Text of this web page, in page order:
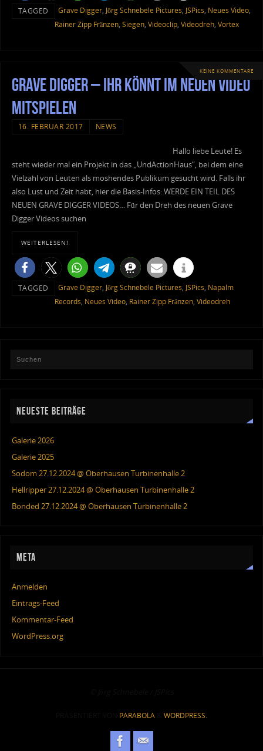
TAGGED Grave Digger, Jörg Schnebele Pictures, JSPics, Neues Video,
Rainer Zipp Fränzen, Siegen, Videoclip, Videodreh, Vortex
KEINE KOMMENTARE
Grave Digger – Ihr könnt im neuen Video
mitspielen
16. FEBRUAR 2017 NEWS
Hallo liebe Leute! Es
steht wieder mal ein Projekt in das „UndActionHaus“, bei dem eine
Vielzahl von Leuten als moshendes Publikum gesucht wird. Falls ihr
also Lust und Zeit habt, hier die Basis-Infos: WERDE EIN TEIL DES
NEUEN GRAVE DIGGER VIDEOS… Für den Dreh des neuen Grave
Digger Videos suchen
WEITERLESEN!
TAGGED Grave Digger, Jörg Schnebele Pictures, JSPics, Napalm
Records, Neues Video, Rainer Zipp Fränzen, Videodreh
NEUESTE BEITRÄGE
Galerie 2026
Galerie 2025
Sodom 27.12.2024 @ Oberhausen Turbinenhalle 2
Hellripper 27.12.2024 @ Oberhausen Turbinenhalle 2
Bonded 27.12.2024 @ Oberhausen Turbinenhalle 2
META
Anmelden
Eintrags-Feed
Kommentar-Feed
WordPress.org
PARABOLA WORDPRESS.